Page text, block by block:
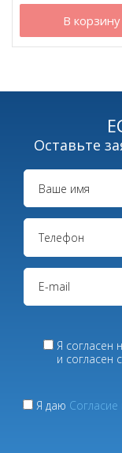
В корзину
Оставьте
Я согласен
и согласен с
Я даю